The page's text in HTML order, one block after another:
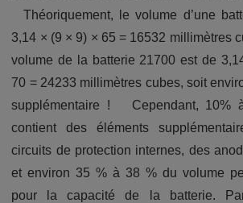
Théoriquement, le volume d’une
3,14 × (9 × 9) × 65 = 16532 millimètres
volume de la batterie 21700 est de
70 = 24233 millimètres cubes, soit
supplémentaire ! Cependant, 10%
contient des éléments
circuits de protection internes, des
et environ 35 % à 38 % du volume
pour la capacité de la batterie.